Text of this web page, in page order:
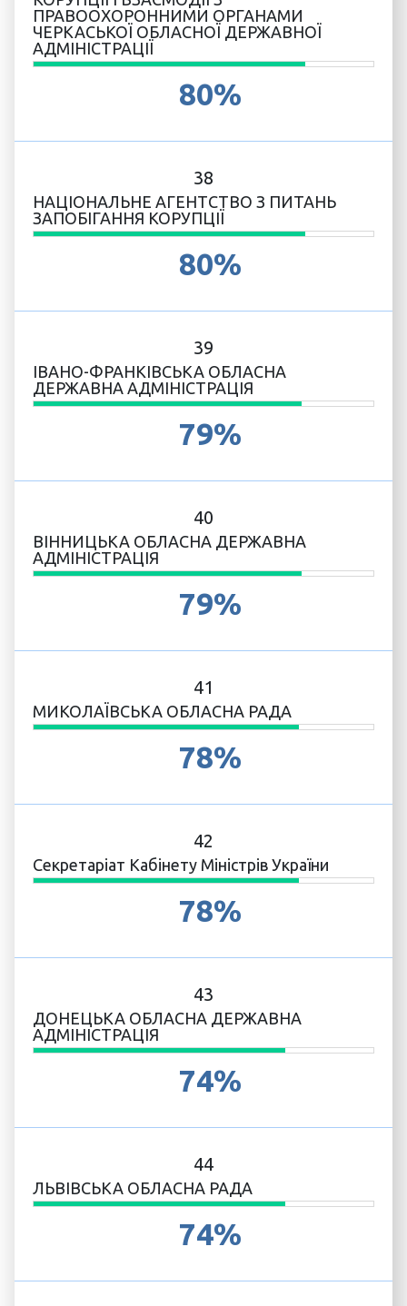
ПРАВООХОРОННИМИ ОРГАНАМИ
ЧЕРКАСЬКОЇ ОБЛАСНОЇ ДЕРЖАВНОЇ
АДМІНІСТРАЦІЇ
80%
38
НАЦІОНАЛЬНЕ АГЕНТСТВО З ПИТАНЬ
ЗАПОБІГАННЯ КОРУПЦІЇ
80%
39
ІВАНО-ФРАНКІВСЬКА ОБЛАСНА
ДЕРЖАВНА АДМІНІСТРАЦІЯ
79%
40
ВІННИЦЬКА ОБЛАСНА ДЕРЖАВНА
АДМІНІСТРАЦІЯ
79%
41
МИКОЛАЇВСЬКА ОБЛАСНА РАДА
78%
42
Секретаріат Кабінету Міністрів України
78%
43
ДОНЕЦЬКА ОБЛАСНА ДЕРЖАВНА
АДМІНІСТРАЦІЯ
74%
44
ЛЬВІВСЬКА ОБЛАСНА РАДА
74%